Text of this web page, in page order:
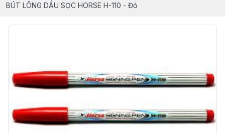
BÚT LÔNG DẦU SỌC HORSE H-110 - Đỏ